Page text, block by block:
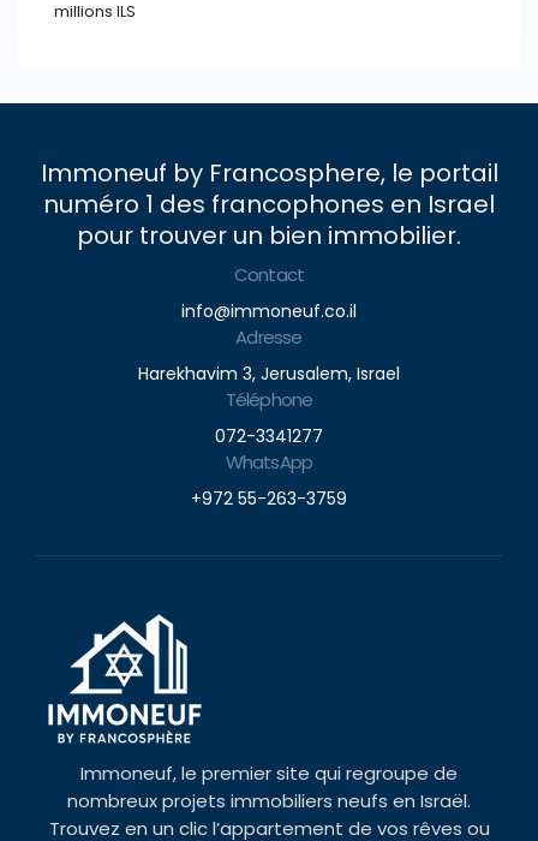
millions ILS
Immoneuf by Francosphere, le portail
numéro 1 des francophones en Israel
pour trouver un bien immobilier.
Contact
info@immoneuf.co.il
Adresse
Harekhavim 3, Jerusalem, Israel
Téléphone
072-3341277
WhatsApp
+972 55-263-3759
Immoneuf, le premier site qui regroupe de
nombreux projets immobiliers neufs en Israël.
Trouvez en un clic l’appartement de vos rêves ou